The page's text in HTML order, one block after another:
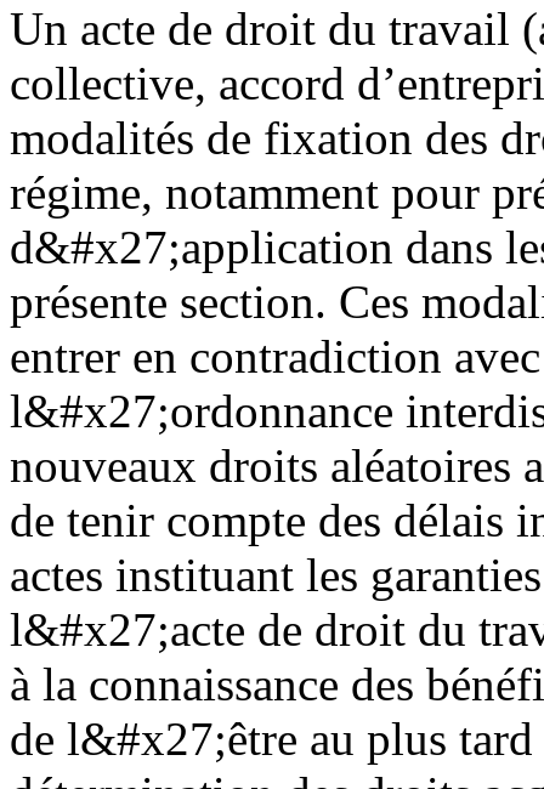
Un acte de droit du travail
collective, accord
modalités de fixation des
régime, notamment pour
d&#x27;application dans
présente section. Ces
entrer en contradiction
l&#x27;ordonnance
nouveaux droits aléatoires
de tenir compte des délais
actes instituant les
l&#x27;acte de droit du
à la connaissance des
de l&#x27;être au plus